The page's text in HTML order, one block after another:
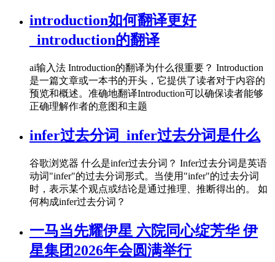
introduction如何翻译更好
_introduction的翻译
ai输入法 Introduction的翻译为什么很重要？ Introduction
是一篇文章或一本书的开头，它提供了读者对于内容的
预览和概述。准确地翻译Introduction可以确保读者能够
正确理解作者的意图和主题
infer过去分词_infer过去分词是什么
谷歌浏览器 什么是infer过去分词？ Infer过去分词是英语
动词"infer"的过去分词形式。当使用"infer"的过去分词
时，表示某个观点或结论是通过推理、推断得出的。 如
何构成infer过去分词？
一马当先耀伊星 六院同心绽芳华 伊
星集团2026年会圆满举行